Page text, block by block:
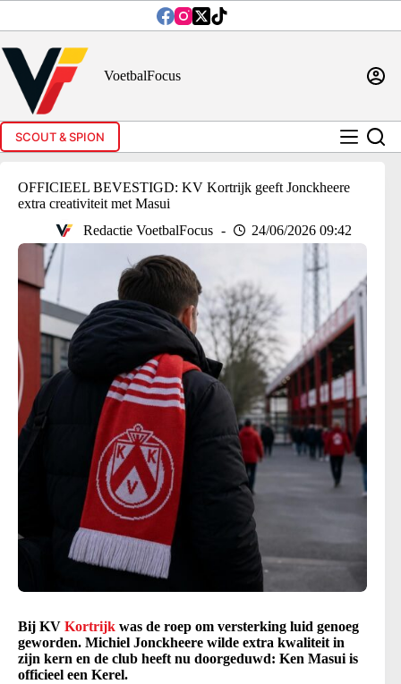
inhoud
VoetbalFocus
SCOUT & SPION
OFFICIEEL BEVESTIGD: KV Kortrijk geeft Jonckheere
extra creativiteit met Masui
Redactie VoetbalFocus
24/06/2026 09:42
Bij KV Kortrijk was de roep om versterking luid genoeg
geworden. Michiel Jonckheere wilde extra kwaliteit in
zijn kern en de club heeft nu doorgeduwd: Ken Masui is
officieel een Kerel.